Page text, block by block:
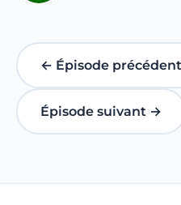
← Épisode précédent
Épisode suivant →